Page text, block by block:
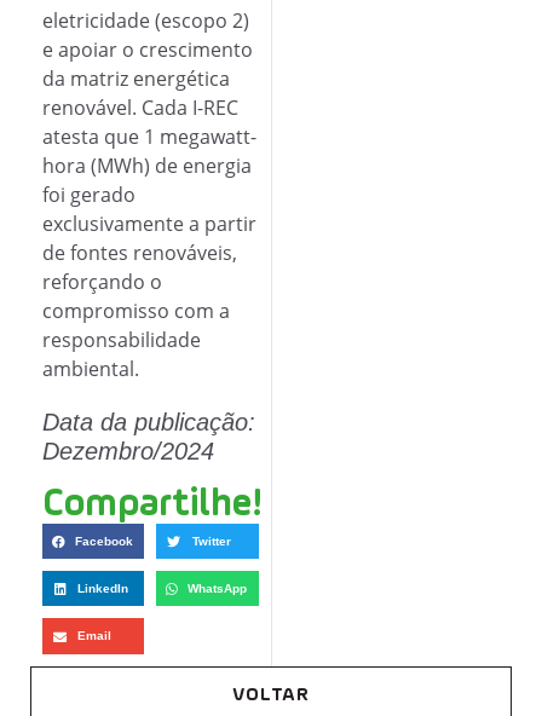
eletricidade (escopo 2)
e apoiar o crescimento
da matriz energética
renovável. Cada I-REC
atesta que 1 megawatt-
hora (MWh) de energia
foi gerado
exclusivamente a partir
de fontes renováveis,
reforçando o
compromisso com a
responsabilidade
ambiental.
Data da publicação:
Dezembro/2024
Compartilhe!
Facebook Twitter
LinkedIn WhatsApp
Email
VOLTAR